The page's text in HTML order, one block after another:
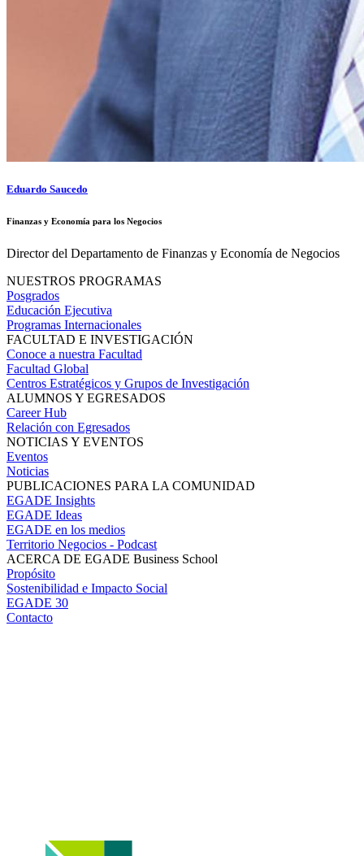
Eduardo Saucedo
Finanzas y Economía para los Negocios
Director del Departamento de Finanzas y Economía de Negocios
NUESTROS PROGRAMAS
Posgrados
Educación Ejecutiva
Programas Internacionales
FACULTAD E INVESTIGACIÓN
Conoce a nuestra Facultad
Facultad Global
Centros Estratégicos y Grupos de Investigación
ALUMNOS Y EGRESADOS
Career Hub
Relación con Egresados
NOTICIAS Y EVENTOS
Eventos
Noticias
PUBLICACIONES PARA LA COMUNIDAD
EGADE Insights
EGADE Ideas
EGADE en los medios
Territorio Negocios - Podcast
ACERCA DE EGADE Business School
Propósito
Sostenibilidad e Impacto Social
EGADE 30
Contacto